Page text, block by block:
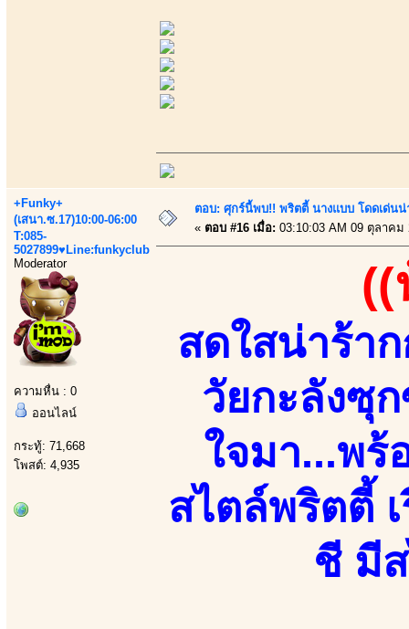
+Funky+
(เสนา.ซ.17)10:00-06:00
T:085-
5027899♥Line:funkyclub
Moderator
ความหื่น : 0
ออนไลน์
กระทู้: 71,668
โพสต์: 4,935
ตอบ: ศุกร์นี้พบ!! พริตตี้ นางแบบ โดดเด่นน่
« ตอบ #16 เมื่อ: 03:10:03 AM 09 ตุลาคม
((
สดใสน่าร้า
วัยกะลังซุ
ใจมา...พร้
สไตล์พริตตี้
ชี มี